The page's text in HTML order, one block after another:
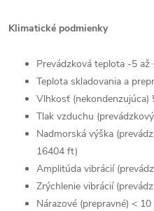
Klimatické podmienky
Prevádzková teplota -5 až
Teplota skladovania a
Vlhkosť (nekondenzujúca)
Tlak vzduchu
Nadmorská výška
16404 ft)
Amplitúda vibrácií
Zrýchlenie vibrácií
Nárazové (prepravné) < 10
Powered